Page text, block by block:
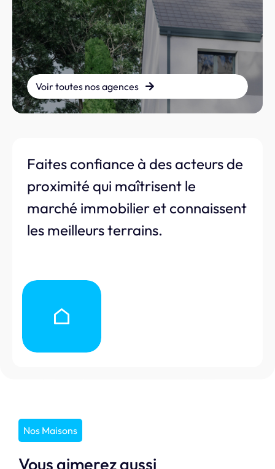
Voir toutes nos agences
Faites confiance à des acteurs de
proximité qui maîtrisent le
marché immobilier et connaissent
les meilleurs terrains.
Nos Maisons
Vous aimerez aussi